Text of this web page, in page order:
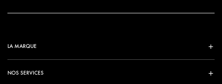
LA MARQUE
NOS SERVICES